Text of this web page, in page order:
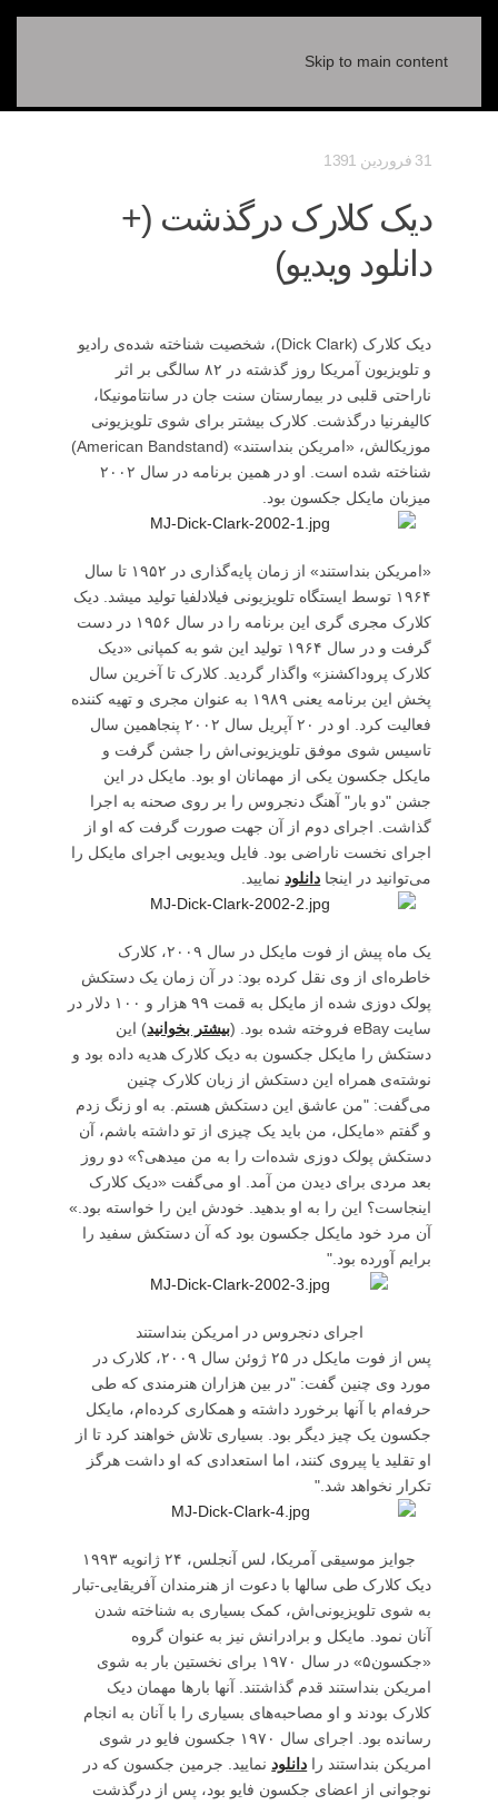
Skip to main content
31 فروردين 1391
دیک کلارک درگذشت (+
دانلود ویدیو)
دیک کلارک (Dick Clark)، شخصیت شناخته شده‌ی رادیو
و تلویزیون آمریکا روز گذشته در ۸۲ سالگی بر اثر
ناراحتی قلبی در بیمارستان سنت جان در سانتامونیکا،
کالیفرنیا درگذشت. کلارک بیشتر برای شوی تلویزیونی
موزیکالش، «امریکن بنداستند» (American Bandstand)
شناخته شده است. او در همین برنامه در سال ۲۰۰۲
میزبان مایکل جکسون بود.
«امریکن بنداستند» از زمان پایه‌گذاری در ۱۹۵۲ تا سال
۱۹۶۴ توسط ایستگاه تلویزیونی فیلادلفیا تولید میشد. دیک
کلارک مجری گری این برنامه را در سال ۱۹۵۶ در دست
گرفت و در سال ۱۹۶۴ تولید این شو به کمپانی «دیک
کلارک پروداکشنز» واگذار گردید. کلارک تا آخرین سال
پخش این برنامه یعنی ۱۹۸۹ به عنوان مجری و تهیه کننده‌
فعالیت کرد. او در ۲۰ آپریل سال ۲۰۰۲ پنجاهمین سال
تاسیس شوی موفق تلویزیونی‌اش را جشن گرفت و
مایکل جکسون یکی از مهمانان او بود. مایکل در این
جشن "دو بار" آهنگ دنجروس را بر روی صحنه به اجرا
گذاشت. اجرای دوم از آن جهت صورت گرفت که او از
اجرای نخست ناراضی بود. فایل ویدیویی اجرای مایکل را
می‌توانید در اینجا دانلودنمایید.
یک ماه پیش از فوت مایکل در سال ۲۰۰۹، کلارک
خاطره‌ای از وی نقل کرده بود: در آن زمان یک دستکش
پولک دوزی شده از مایکل به قمت ۹۹ هزار و ۱۰۰ دلار در
سایت eBay فروخته شده بود. (
بیشتر بخوانید) این
دستکش را مایکل جکسون به دیک کلارک هدیه داده بود و
نوشته‌ی همراه این دستکش از زبان کلارک چنین
می‌گفت: "من عاشق این دستکش هستم. به او زنگ زدم
و گفتم «مایکل، من باید یک چیزی از تو داشته باشم، آن
دستکش پولک دوزی شده‌ات را به من مید‌هی؟» دو روز
بعد مردی برای دیدن من آمد. او می‌گفت «دیک کلارک
اینجاست؟ این را به او بدهید. خودش این را خواسته بود.»
آن مرد خود مایکل جکسون بود که آن دستکش سفید را
برایم آورده بود."
اجرای دنجروس در امریکن بنداستند
پس از فوت مایکل در ۲۵ ژوئن سال ۲۰۰۹، کلارک در
مورد وی چنین گفت: "در بین هزاران هنرمندی که طی
حرفه‌ام با آنها برخورد داشته و همکاری کرده‌ام، مایکل
جکسون یک چیز دیگر بود. بسیاری تلاش خواهند کرد تا از
او تقلید یا پیروی کنند، اما استعدادی که او داشت هرگز
تکرار نخواهد شد."
جوایز موسیقی آمریکا، لس آنجلس، ۲۴ ژانویه ۱۹۹۳
دیک کلارک طی سالها با دعوت از هنرمندان آفریقایی-تبار
به شوی تلویزیونی‌اش، کمک بسیاری به شناخته شدن
آنان نمود. مایکل و برادرانش نیز به عنوان گروه
«جکسون۵» در سال ۱۹۷۰ برای نخستین بار به شوی
امریکن بنداستند قدم گذاشتند. آنها بارها مهمان دیک
کلارک بودند و او مصاحبه‌‌های بسیاری را با آنان به انجام
رسانده بود. اجرای سال ۱۹۷۰ جکسون فایو در شوی
امریکن بنداستند را دانلودنمایید. جرمین جکسون که در
نوجوانی از اعضای جکسون فایو بود، پس از درگذشت